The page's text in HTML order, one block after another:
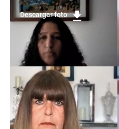
Descargar foto